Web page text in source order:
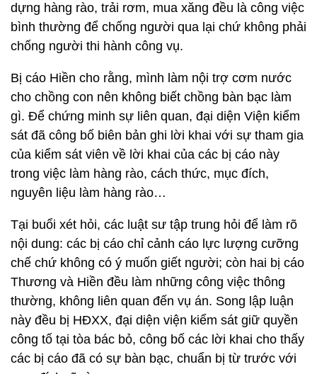
dựng hàng rào, trải rơm, mua xăng đều là công việc
bình thường để chống người qua lại chứ không phải
chống người thi hành công vụ.
Bị cáo Hiền cho rằng, mình làm nội trợ cơm nước
cho chồng con nên không biết chồng bàn bạc làm
gì. Để chứng minh sự liên quan, đại diện Viện kiểm
sát đã công bố biên bản ghi lời khai với sự tham gia
của kiểm sát viên về lời khai của các bị cáo này
trong việc làm hàng rào, cách thức, mục đích,
nguyên liệu làm hàng rào…
Tại buổi xét hỏi, các luật sư tập trung hỏi để làm rõ
nội dung: các bị cáo chỉ cảnh cáo lực lượng cưỡng
chế chứ không có ý muốn giết người; còn hai bị cáo
Thương và Hiền đều làm những công việc thông
thường, không liên quan đến vụ án. Song lập luận
này đều bị HĐXX, đại diện viện kiểm sát giữ quyền
công tố tại tòa bác bỏ, công bố các lời khai cho thấy
các bị cáo đã có sự bàn bạc, chuẩn bị từ trước với